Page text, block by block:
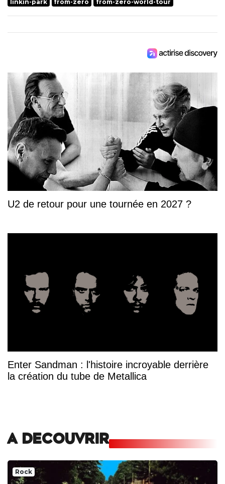
linkin-park
from-zero from-zero-world-tour
U2 de retour pour une tournée en 2027 ?
Enter Sandman : l'histoire incroyable derrière
la création du tube de Metallica
A DECOUVRIR
Rock